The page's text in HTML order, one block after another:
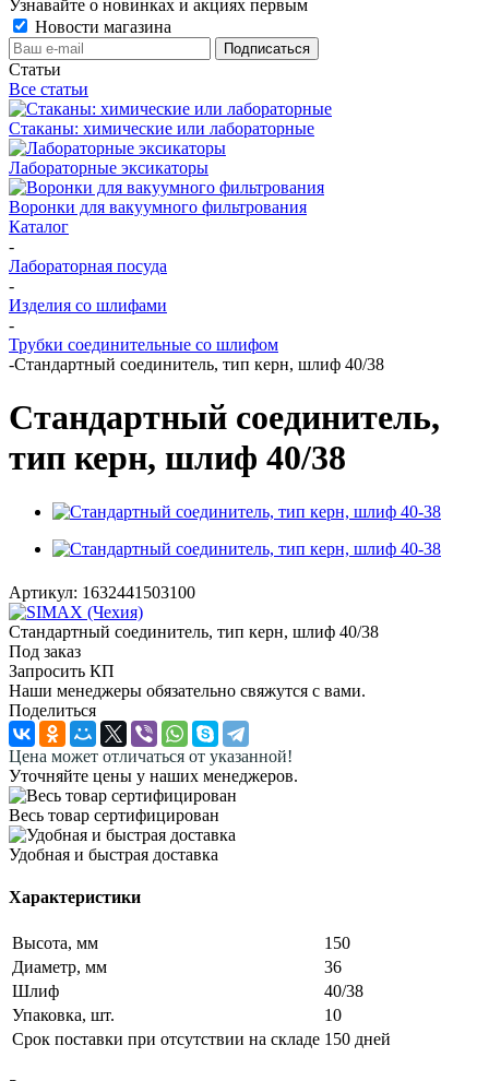
Узнавайте о новинках и акциях первым
Новости магазина
Статьи
Все статьи
Стаканы: химические или лабораторные
Лабораторные эксикаторы
Воронки для вакуумного фильтрования
Каталог
-
Лабораторная посуда
-
Изделия со шлифами
-
Трубки соединительные со шлифом
-Стандартный соединитель, тип керн, шлиф 40/38
Стандартный соединитель,
тип керн, шлиф 40/38
Артикул: 1632441503100
Стандартный соединитель, тип керн, шлиф 40/38
Под заказ
Запросить КП
Наши менеджеры обязательно свяжутся с вами.
Поделиться
Цена может отличаться от указанной!
Уточняйте цены у наших менеджеров.
Весь товар сертифицирован
Удобная и быстрая доставка
Характеристики
Высота, мм
150
Диаметр, мм
36
Шлиф
40/38
Упаковка, шт.
10
Срок поставки при отсутствии на складе 150 дней